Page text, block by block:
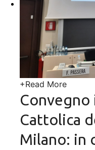
+Read More
Convegno
Cattolica
Milano: in